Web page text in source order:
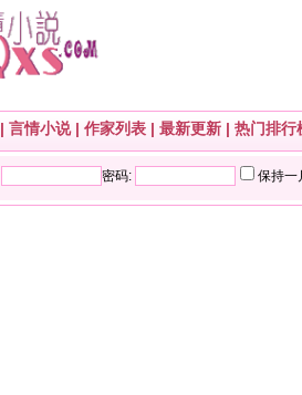
| 言情小说| 作家列表 | 最新更新 | 热门排行